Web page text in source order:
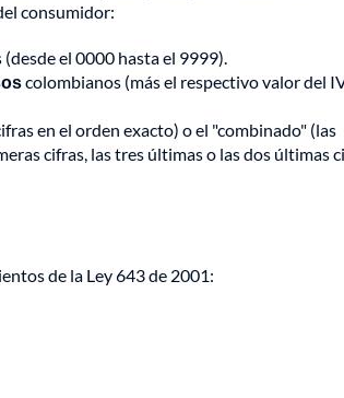
consumidor:
el 0000 hasta el 9999).
colombianos (más el respectivo valor del
en el orden exacto) o el "combinado" (las
cifras, las tres últimas o las dos últimas
de la Ley 643 de 2001: